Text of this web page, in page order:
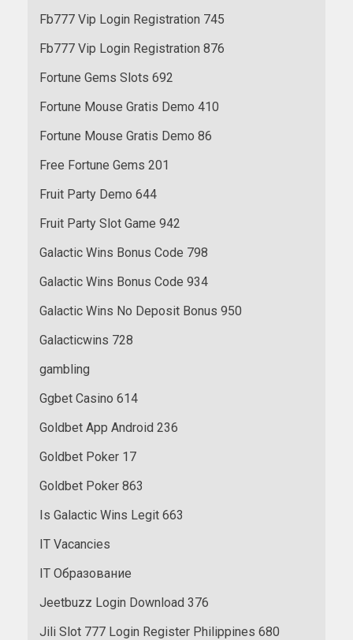
Fb777 Vip Login Registration 745
Fb777 Vip Login Registration 876
Fortune Gems Slots 692
Fortune Mouse Gratis Demo 410
Fortune Mouse Gratis Demo 86
Free Fortune Gems 201
Fruit Party Demo 644
Fruit Party Slot Game 942
Galactic Wins Bonus Code 798
Galactic Wins Bonus Code 934
Galactic Wins No Deposit Bonus 950
Galacticwins 728
gambling
Ggbet Casino 614
Goldbet App Android 236
Goldbet Poker 17
Goldbet Poker 863
Is Galactic Wins Legit 663
IT Vacancies
IT Образование
Jeetbuzz Login Download 376
Jili Slot 777 Login Register Philippines 680